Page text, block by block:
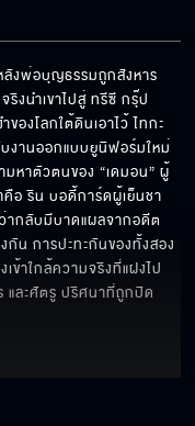
ลังพ่อบุญธรรมถูกสังหาร
งนำเขาไปสู่ ทรีซี กรุ๊ป
องโลกใต้ดินเอาไว้ ไทกะ
บงานออกแบบยูนิฟอร์มใหม่
มหาตัวตนของ “เดมอน” ผู้
คือ ริน บอดี้การ์ดผู้เย็นชา
ากลับมีบาดแผลจากอดีต
กัน การปะทะกันของทั้งสอง
ข้าใกล้ความจริงที่แฝงไป
และศัตรู ปริศนาที่ถูกปิด